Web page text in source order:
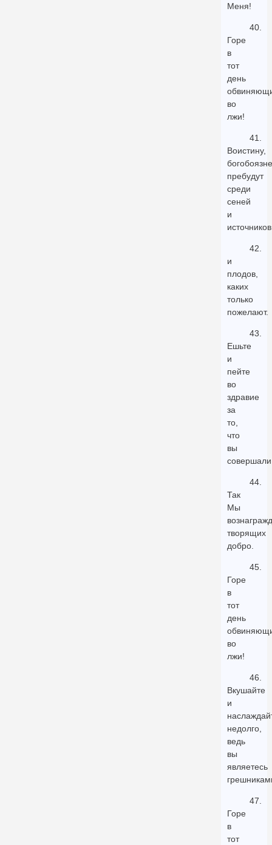
Меня!
40.
Горе
в
тот
день
во
лжи!
41.
Воистину,
пребудут
среди
сеней
и
источников
42.
и
плодов,
каких
только
пожелают.
43.
Ешьте
и
пейте
во
здравие
за
то,
что
вы
44.
Так
Мы
творящих
добро.
45.
Горе
в
тот
день
во
лжи!
46.
Вкушайте
и
недолго,
ведь
вы
являетесь
47.
Горе
в
тот